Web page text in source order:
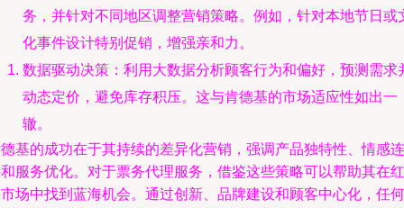
务，并针对不同地区调整营销策略。例如，针对本地节日或
化事件设计特别促销，增强亲和力。
数据驱动决策：利用大数据分析顾客行为和偏好，预测需求
动态定价，避免库存积压。这与肯德基的市场适应性如出一
辙。
基的成功在于其持续的差异化营销，强调产品独特性、情感连
服务优化。对于票务代理服务，借鉴这些策略可以帮助其在红
场中找到蓝海机会。通过创新、品牌建设和顾客中心化，任何